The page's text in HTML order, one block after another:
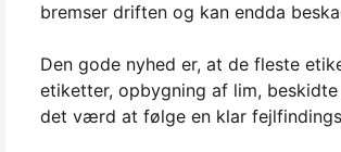
bremser driften og kan endda
Den gode nyhed er, at de fleste
etiketter, opbygning af lim,
det værd at følge en klar